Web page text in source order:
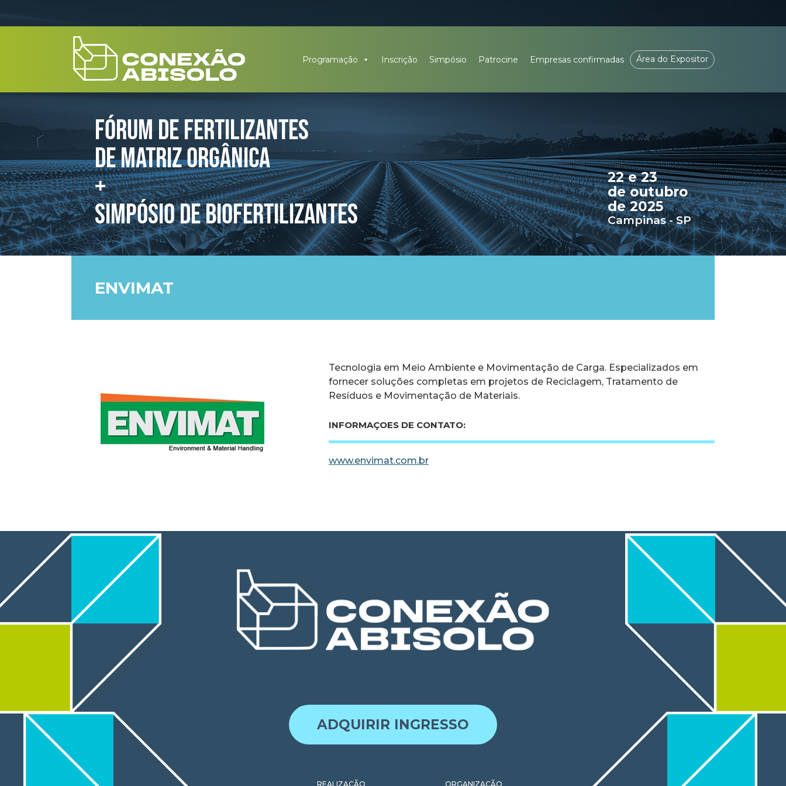
Programação Inscrição Simpósio Patrocine Empresas confirmadas Área do Expositor
FÓRUM DE FERTILIZANTES
DE MATRIZ ORGÂNICA
+
SIMPÓSIO DE BIOFERTILIZANTES
22 e 23
de outubro
de 2025
Campinas - SP
ENVIMAT
Tecnologia em Meio Ambiente e Movimentação de Carga. Especializados em
fornecer soluções completas em projetos de Reciclagem, Tratamento de
Resíduos e Movimentação de Materiais.
INFORMAÇOES DE CONTATO:
www.envimat.com.br
ADQUIRIR INGRESSO
REALIZAÇÃO ORGANIZAÇÃO